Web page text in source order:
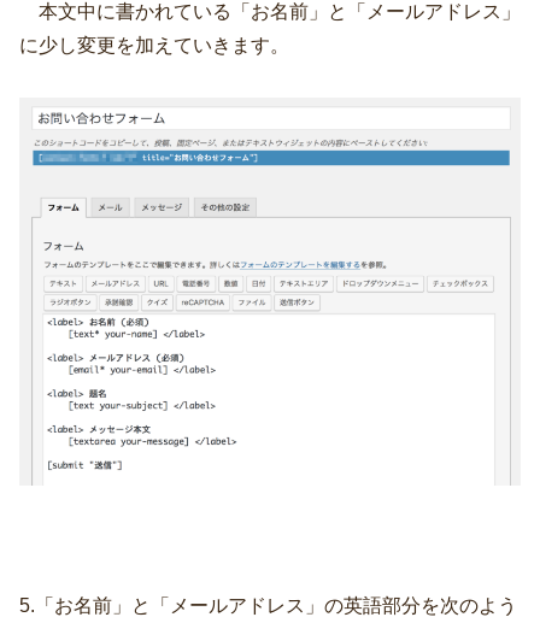
本文中に書かれている「お名前」と「メールアドレス」
に少し変更を加えていきます。
5.「お名前」と「メールアドレス」の英語部分を次のよう